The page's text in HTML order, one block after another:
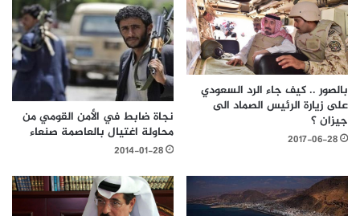
بالصور .. كيف جاء الرد السعودي
على زيارة الرئيس الصماد الى
جيزان ؟
2017-06-28
نجاة ضابط في الأمن القومي من
محاولة اغتيال بالعاصمة صنعاء
2014-01-28